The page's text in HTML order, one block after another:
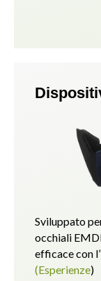
Sviluppato
occhiali
efficace con
(Esperienze)